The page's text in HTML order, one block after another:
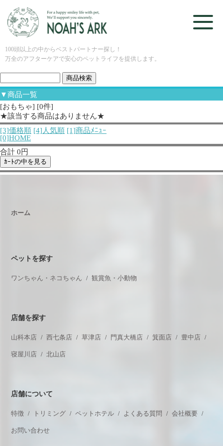
100頭以上の中からベストパートナー探し！
万全のアフターケアで安心のペットライフを提供します。
▼商品一覧
[おもちゃ] [0件]
★該当する商品はありません★
[3]価格順 [4]人気順 [1]商品ﾒﾆｭｰ
[0]HOME
合計 0円
ホーム
ペットを探す
ワンちゃん・ネコちゃん 観賞魚・小動物
店舗を探す
山科本店 西七条店 草津店 門真大橋店 箕面店 豊中店
寝屋川店 北山店
店舗について
特徴 トリミング ペットホテル よくある質問 会社概要
お問い合わせ